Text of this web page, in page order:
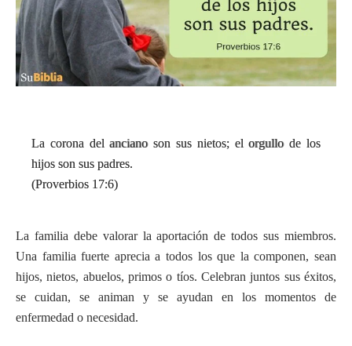
La corona del anciano son sus nietos; el orgullo de los
hijos son sus padres.
(Proverbios 17:6)
La familia debe valorar la aportación de todos sus miembros.
Una familia fuerte aprecia a todos los que la componen, sean
hijos, nietos, abuelos, primos o tíos. Celebran juntos sus éxitos,
se cuidan, se animan y se ayudan en los momentos de
enfermedad o necesidad.